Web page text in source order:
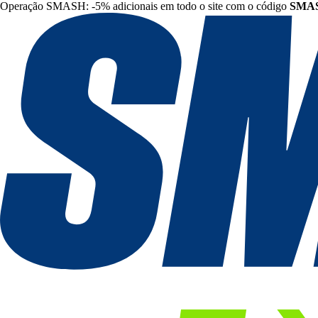
Operação SMASH: -5% adicionais em todo o site com o código